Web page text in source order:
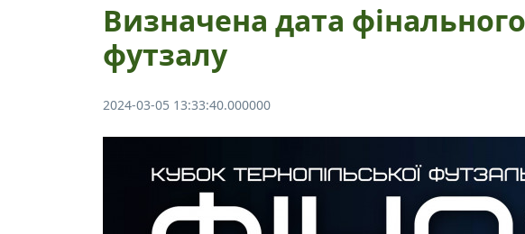
Визначена дата
футзалу
2024-03-05 13:33:40.000000